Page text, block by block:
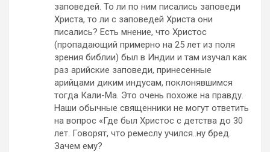
заповедей. То ли по ним писались заповеди
Христа, то ли с заповедей Христа они
писались? Есть мнение, что Христос
(пропадающий примерно на 25 лет из поля
зрения библии) был в Индии и там изучал как
раз арийские заповеди, принесенные
арийцами диким индусам, поклонявшимся
тогда Кали-Ма. Это очень похоже на правду.
Наши обычные священники не могут ответить
на вопрос «Где был Христос с детства до 30
лет. Говорят, что ремеслу учился..ну бред.
Зачем ему?